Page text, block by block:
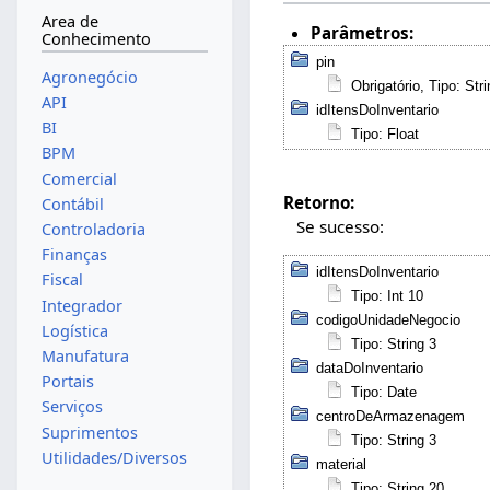
Parâmetros:
pin
Obrigatório, Tipo:
idItensDoInventario
Tipo: Float
Retorno:
Se sucesso:
idItensDoInventario
Tipo: Int 10
codigoUnidadeNegocio
Tipo: String 3
dataDoInventario
Tipo: Date
centroDeArmazenagem
Tipo: String 3
material
Area de
Conhecimento
Agronegócio
API
BI
BPM
Comercial
Contábil
Controladoria
Finanças
Fiscal
Integrador
Logística
Manufatura
Portais
Serviços
Suprimentos
Utilidades/Diversos